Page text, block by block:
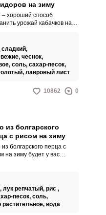
на зиму
– хороший способ
урожай кабачков на
а сам перец
в соус.
сладкий,
чеснок,
соль, сахар-песок,
лавровый лист
10862 0
из болгарского
с рисом на зиму
болгарского перца с
на зиму будет у вас
лук репчатый, рис ,
песок, соль,
растительное, вода